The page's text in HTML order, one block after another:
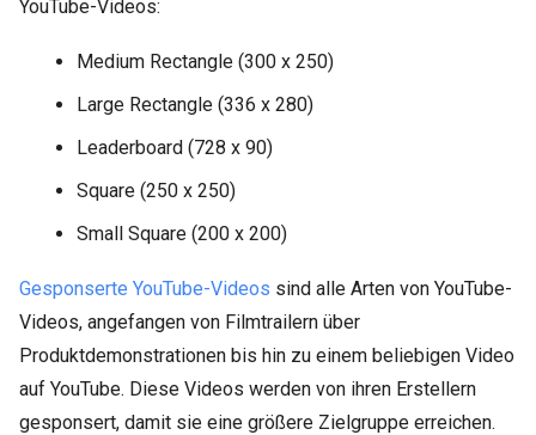
YouTube-Videos:
Medium Rectangle (300 x 250)
Large Rectangle (336 x 280)
Leaderboard (728 x 90)
Square (250 x 250)
Small Square (200 x 200)
Gesponserte YouTube-Videos sind alle Arten von YouTube-
Videos, angefangen von Filmtrailern über
Produktdemonstrationen bis hin zu einem beliebigen Video
auf YouTube. Diese Videos werden von ihren Erstellern
gesponsert, damit sie eine größere Zielgruppe erreichen.